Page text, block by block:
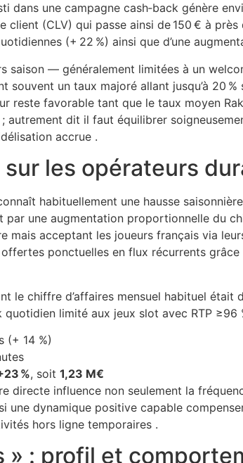
dans une campagne cash‑back génère
client (CLV) qui passe ainsi de 150 € à
(+ 22 %) ainsi que d’une
saison — généralement limitées à un
un taux majoré allant jusqu’à 20
reste favorable tant que le taux moyen
autrement dit il faut équilibrer
accrue .
les opérateurs
habituellement une hausse
une augmentation proportionnelle du
mais acceptant les joueurs français via
ponctuelles en flux récurrents
le chiffre d’affaires mensuel habituel était
quotidien limité aux jeux slot avec RTP ≥96
(+ 14 %)
%, soit 1,23 M€
directe influence non seulement la
une dynamique positive capable
hors ligne temporaires .
» : profil et